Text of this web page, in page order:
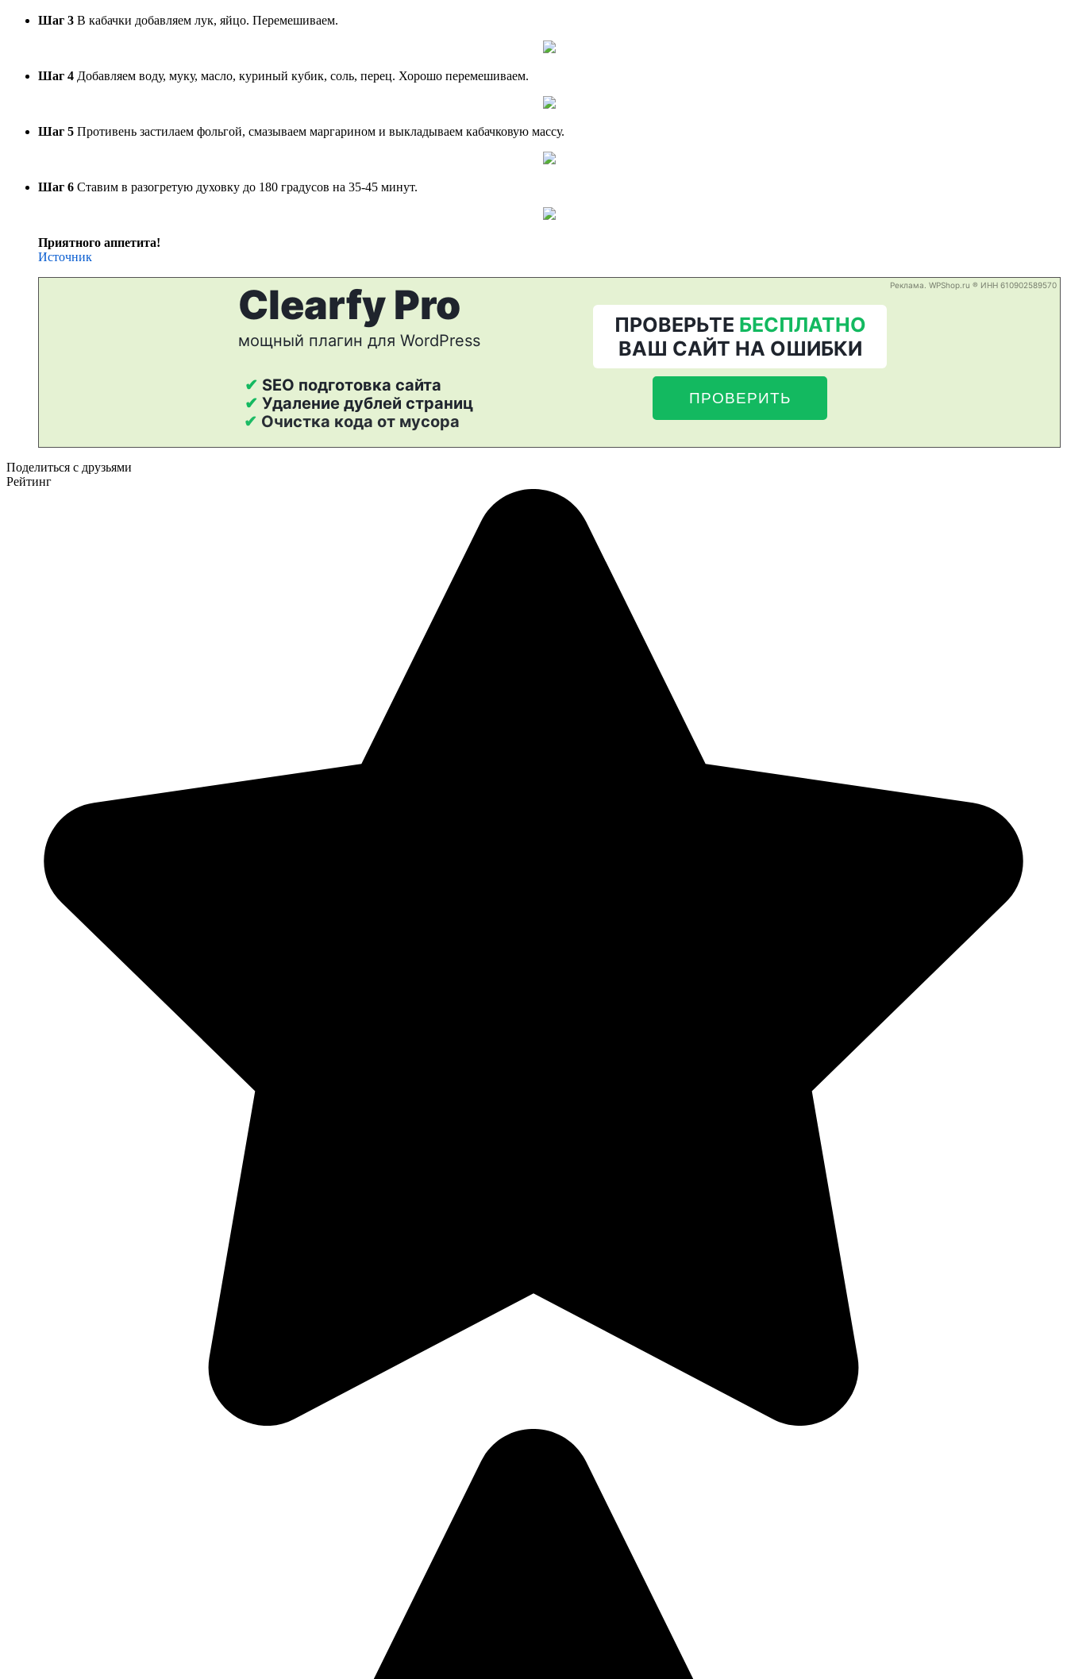
Шаг 3 В кабачки добавляем лук, яйцо. Перемешиваем.
Шаг 4 Добавляем воду, муку, масло, куриный кубик, соль, перец. Хорошо перемешиваем.
Шаг 5 Противень застилаем фольгой, смазываем маргарином и выкладываем кабачковую массу.
Шаг 6 Ставим в разогретую духовку до 180 градусов на 35-45 минут.
Приятного аппетита!
Источник
Поделиться с друзьями
Рейтинг